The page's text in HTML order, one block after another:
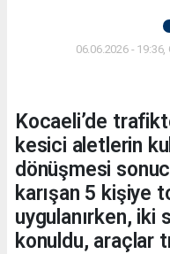
06.06.2026 -
Kocaeli’de
kesici aletlerin
dönüşmesi
karışan 5 kişiye
uygulanırken, iki
konuldu, araçlar